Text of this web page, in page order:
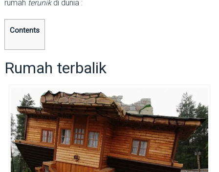
rumah terunikdi dunia :
Contents
Rumah terbalik